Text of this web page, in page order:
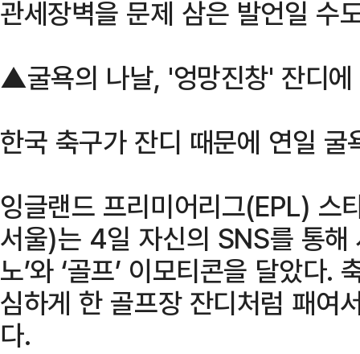
관세장벽을 문제 삼은 발언일 수
▲굴욕의 나날, '엉망진창' 잔디에
한국 축구가 잔디 때문에 연일 굴
잉글랜드 프리미어리그(EPL) 스
서울)는 4일 자신의 SNS를 통해
노’와 ‘골프’ 이모티콘을 달았다.
심하게 한 골프장 잔디처럼 패여
다.